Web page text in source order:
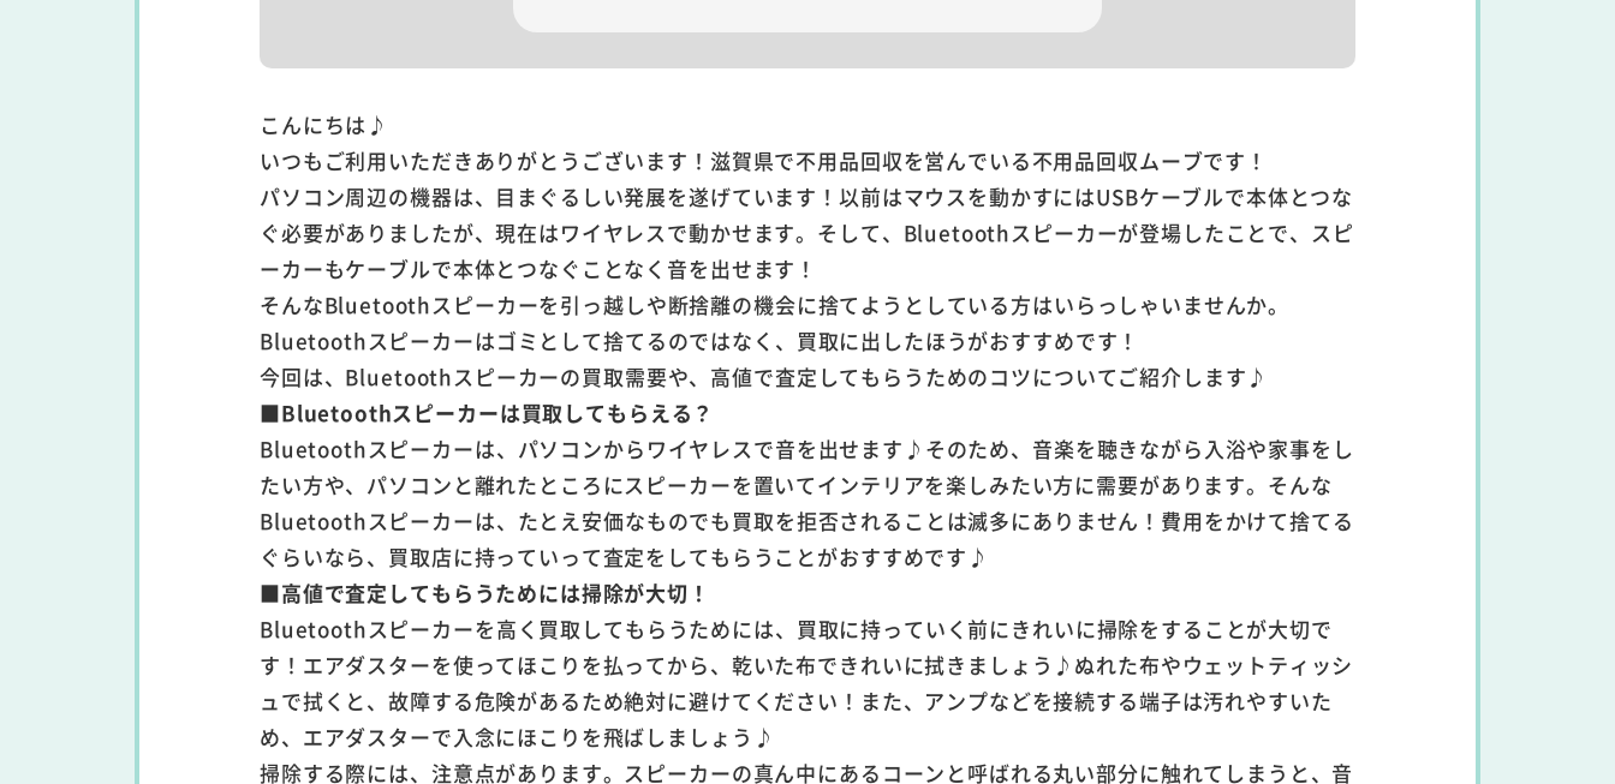
こんにちは♪
いつもご利用いただきありがとうございます！滋賀県で不用品回収を営んでいる不用品回収ムーブです！
パソコン周辺の機器は、目まぐるしい発展を遂げています！以前はマウスを動かすにはUSBケーブルで本体とつな
ぐ必要がありましたが、現在はワイヤレスで動かせます。そして、Bluetoothスピーカーが登場したことで、スピ
ーカーもケーブルで本体とつなぐことなく音を出せます！
そんなBluetoothスピーカーを引っ越しや断捨離の機会に捨てようとしている方はいらっしゃいませんか。
Bluetoothスピーカーはゴミとして捨てるのではなく、買取に出したほうがおすすめです！
今回は、Bluetoothスピーカーの買取需要や、高値で査定してもらうためのコツについてご紹介します♪
■Bluetoothスピーカーは買取してもらえる？
Bluetoothスピーカーは、パソコンからワイヤレスで音を出せます♪そのため、音楽を聴きながら入浴や家事をし
たい方や、パソコンと離れたところにスピーカーを置いてインテリアを楽しみたい方に需要があります。そんな
Bluetoothスピーカーは、たとえ安価なものでも買取を拒否されることは滅多にありません！費用をかけて捨てる
ぐらいなら、買取店に持っていって査定をしてもらうことがおすすめです♪
■高値で査定してもらうためには掃除が大切！
Bluetoothスピーカーを高く買取してもらうためには、買取に持っていく前にきれいに掃除をすることが大切で
す！エアダスターを使ってほこりを払ってから、乾いた布できれいに拭きましょう♪ぬれた布やウェットティッシ
ュで拭くと、故障する危険があるため絶対に避けてください！また、アンプなどを接続する端子は汚れやすいた
め、エアダスターで入念にほこりを飛ばしましょう♪
掃除する際には、注意点があります。スピーカーの真ん中にあるコーンと呼ばれる丸い部分に触れてしまうと、音